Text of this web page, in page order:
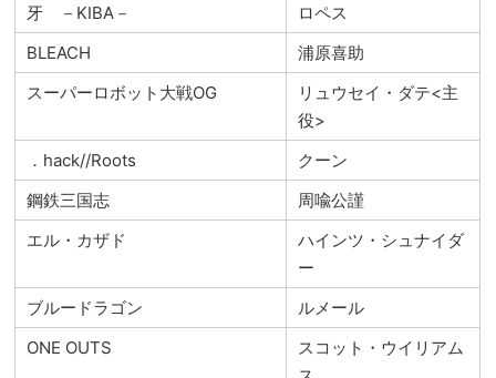
牙 －KIBA－
ロペス
BLEACH
浦原喜助
スーパーロボット大戦OG
リュウセイ・ダテ<主
役>
．hack//Roots
クーン
鋼鉄三国志
周喩公謹
エル・カザド
ハインツ・シュナイダ
ー
ブルードラゴン
ルメール
ONE OUTS
スコット・ウイリアム